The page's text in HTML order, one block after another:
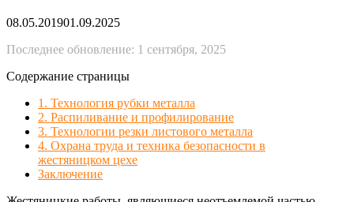
08.05.201901.09.2025
Последнее обновление: 1 сентября, 2025
Содержание страницы
1. Технология рубки металла
2. Распиливание и профилирование
3. Технологии резки листового металла
4. Охрана труда и техника безопасности в
жестяницком цехе
Заключение